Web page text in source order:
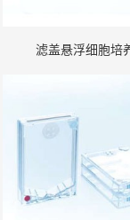
滤盖悬浮细胞培